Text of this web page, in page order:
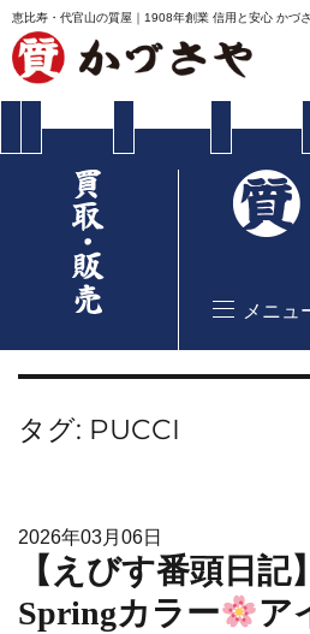
恵比寿・代官山の質屋｜1908年創業 信用と安心 かづ
メニュ
タグ: PUCCI
2026年03月06日
【えびす番頭日記
Springカラー
ア